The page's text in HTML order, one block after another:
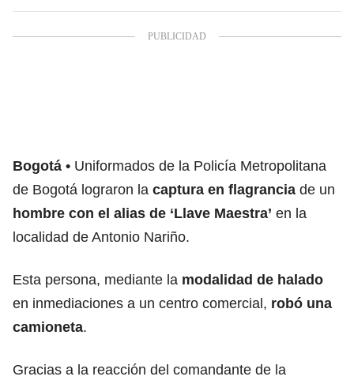
Bogotá
Uniformados de la Policía Metropolitana
de Bogotá lograron la captura en flagrancia de un
hombre con el alias de ‘Llave Maestra’ en la
localidad de Antonio Nariño.
Esta persona, mediante la modalidad de halado
en inmediaciones a un centro comercial, robó una
camioneta.
Gracias a la reacción del comandante de la